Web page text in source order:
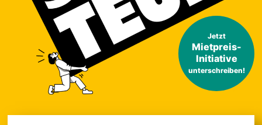
Jetzt
Mietpreis-
Initiative
unterschreiben!